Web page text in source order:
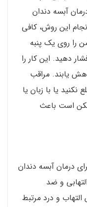
آبسه دندان
این روش، کافی
را روی یک پنبه
دهید. این کار را
یابند. مراقب
یا با زبان یا
است باعث
درمان آبسه دندان
و ضد
و درد مرتبط